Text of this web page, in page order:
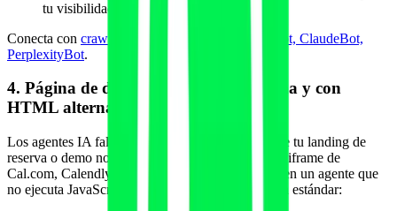
tu visibilidad.
Conecta con crawlers IA en logs servidor: GPTBot, ClaudeBot,
PerplexityBot.
4. Página de demo o reserva sin captcha y con
HTML alternativo al embed
Los agentes IA fallan en captcha. La ruta crítica de tu landing de
reserva o demo no puede tener captcha. El embed iframe de
Cal.com, Calendly o Mindbody tampoco lo lee bien un agente que
no ejecuta JavaScript al estilo navegador. Solución estándar: